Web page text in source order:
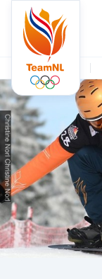
TERUG NAAR
OVERZICHT